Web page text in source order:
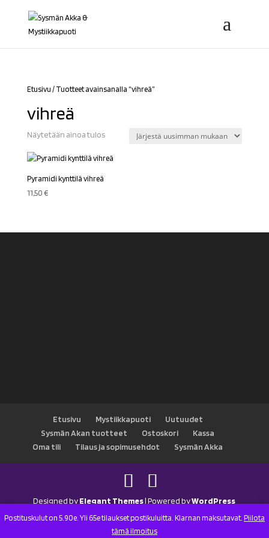
Postituskulut on 5.90e. Yli 65e tilaukset postikuluitta. Klarnan maksutavat. Piilota
tämä ilmoitus
Etusivu / Tuotteet avainsanalla “vihreä”
vihreä
Näytetään ainoa tulos
Pyramidi kynttilä vihreä
11,50€
Etusivu Mystiikkapuoti
Uutuudet
Sysmän Akan tuotteet
Ostoskori
Kassa
Oma tili
Tilaus ja sopimusehdot Sysmän Akka
Designed byElegant Themes| Powered byWordPress